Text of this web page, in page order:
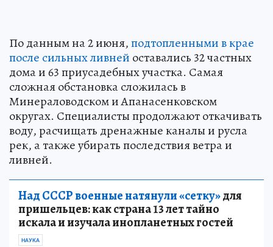
По данным на 2 июня,подтопленными в крае
после сильных ливней оставались 32 частных
дома и 63 приусадебных участка. Самая
сложная обстановка сложилась в
Минераловодском и Апанасенковском
округах. Специалисты продолжают откачивать
воду, расчищать дренажные каналы и русла
рек, а также убирать последствия ветра и
ливней.
Над СССР военные натянули «сетку»для
пришельцев: как страна 13 лет тайно
искала и изучала инопланетных гостей
НАУКА